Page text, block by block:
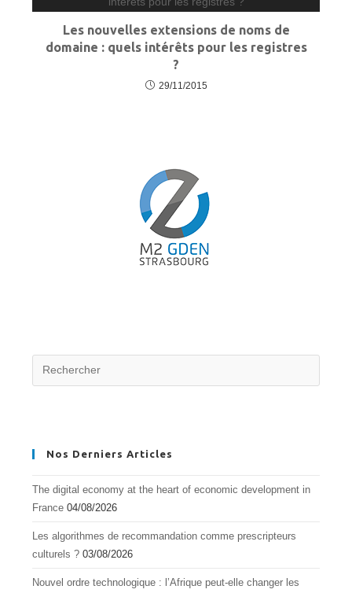
Les nouvelles extensions de noms de
domaine : quels intérêts pour les registres
?
29/11/2015
Nos Derniers Articles
The digital economy at the heart of economic development in
France 04/08/2026
Les algorithmes de recommandation comme prescripteurs
culturels ? 03/08/2026
Nouvel ordre technologique : l’Afrique peut-elle changer les